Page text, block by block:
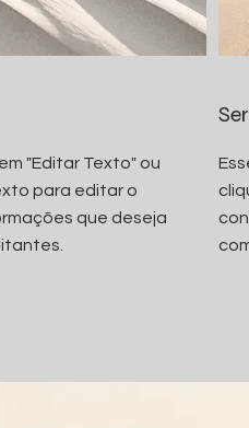
"Editar Texto" ou
para editar o
que deseja